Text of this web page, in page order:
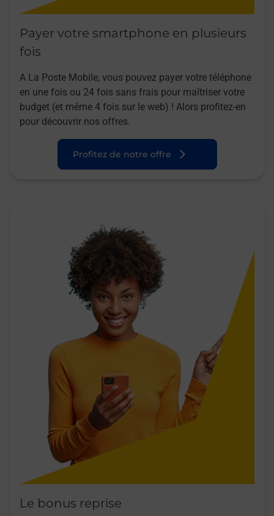
Payer votre smartphone en plusieurs
fois
A La Poste Mobile, vous pouvez payer votre téléphone
en une fois ou 24 fois sans frais pour maîtriser votre
budget (et même 4 fois sur le web) ! Alors profitez-en
pour découvrir nos offres.
Profitez de notre offre
Le bonus reprise